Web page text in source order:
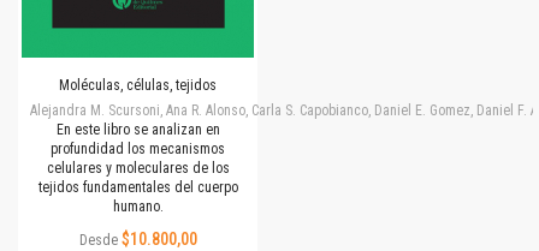
Moléculas, células, tejidos
Alejandra M. Scursoni, Ana R. Alonso, Carla S. Capobianco, Daniel E. Gomez, Daniel
En este libro se analizan en
profundidad los mecanismos
celulares y moleculares de los
tejidos fundamentales del cuerpo
humano.
Desde $10.800,00